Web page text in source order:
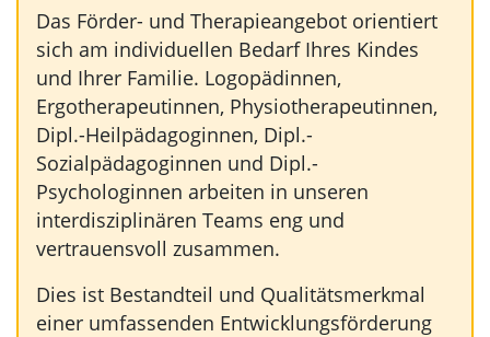
Das Förder- und Therapieangebot orientiert
sich am individuellen Bedarf Ihres Kindes
und Ihrer Familie. Logopädinnen,
Ergotherapeutinnen, Physiotherapeutinnen,
Dipl.-Heilpädagoginnen, Dipl.-
Sozialpädagoginnen und Dipl.-
Psychologinnen arbeiten in unseren
interdisziplinären Teams eng und
vertrauensvoll zusammen.
Dies ist Bestandteil und Qualitätsmerkmal
einer umfassenden Entwicklungsförderung